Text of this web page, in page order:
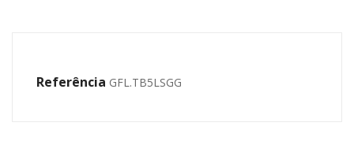
Referência GFL.TB5LSGG